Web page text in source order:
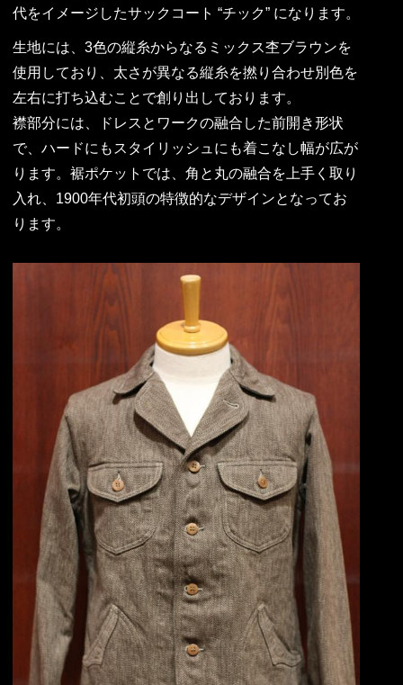
代をイメージしたサックコート “チック” になります。
生地には、3色の縦糸からなるミックス杢ブラウンを
使用しており、太さが異なる縦糸を撚り合わせ別色を
左右に打ち込むことで創り出しております。
襟部分には、ドレスとワークの融合した前開き形状
で、ハードにもスタイリッシュにも着こなし幅が広が
ります。裾ポケットでは、角と丸の融合を上手く取り
入れ、1900年代初頭の特徴的なデザインとなってお
ります。